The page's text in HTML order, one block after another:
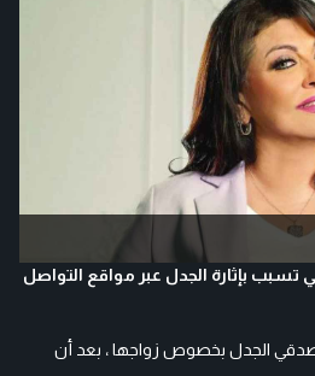
بإثارة الجدل عبر مواقع التواصل
الجدل بخصوص زواجها ، بعد أن